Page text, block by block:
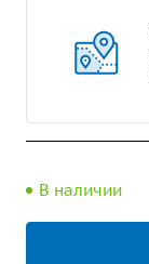
В наличии